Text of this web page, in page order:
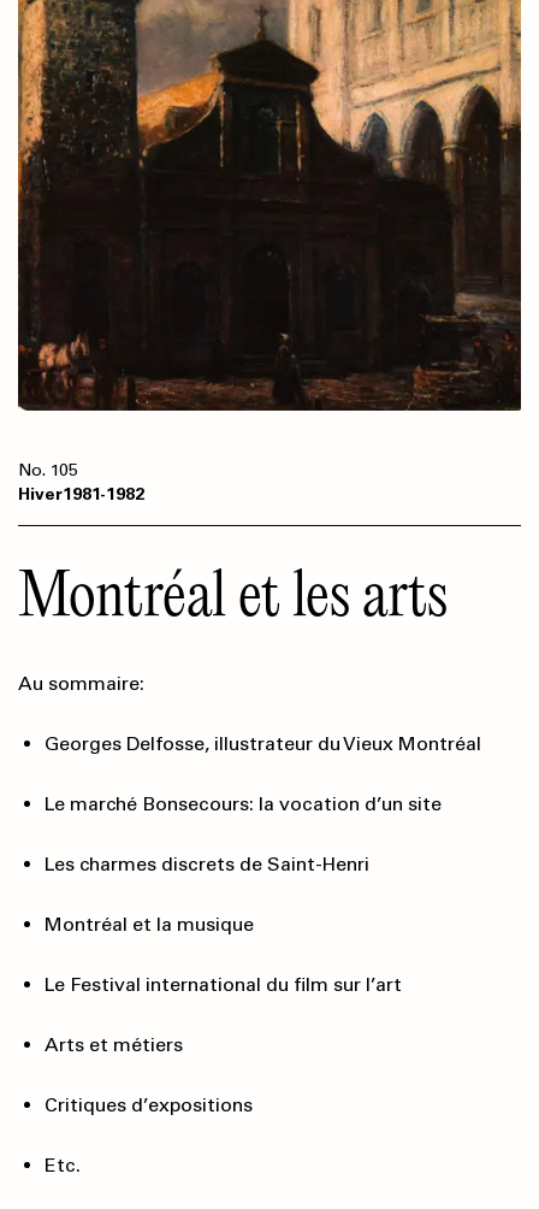
105
Hiver1981 1982
Montréal et les arts
Au sommaire:
Georges Delfosse, illustrateur du Vieux Montréal
Le marché Bonsecours: la vocation d’un site
Les charmes discrets de Saint-Henri
Montréal et la musique
Le Festival international du film sur l’art
Arts et métiers
Critiques d’expositions
Etc.